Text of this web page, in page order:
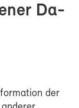
Da­
der